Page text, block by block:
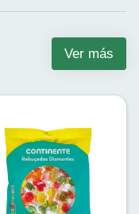
Ver más